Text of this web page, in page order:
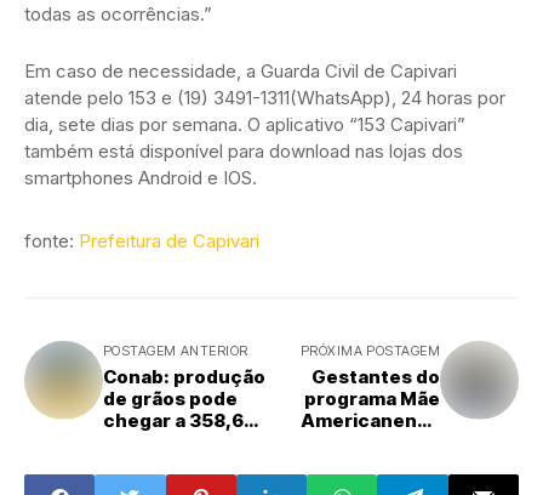
todas as ocorrências.”
Em caso de necessidade, a Guarda Civil de Capivari
atende pelo 153 e (19) 3491-1311(WhatsApp), 24 horas por
dia, sete dias por semana. O aplicativo “153 Capivari”
também está disponível para download nas lojas dos
smartphones Android e IOS.
fonte: Prefeitura de Capivari
POSTAGEM ANTERIOR
Conab: produção
de grãos pode
chegar a 358,6
PRÓXIMA POSTAGEM
Gestantes do
programa Mãe
Americanense
Hospital